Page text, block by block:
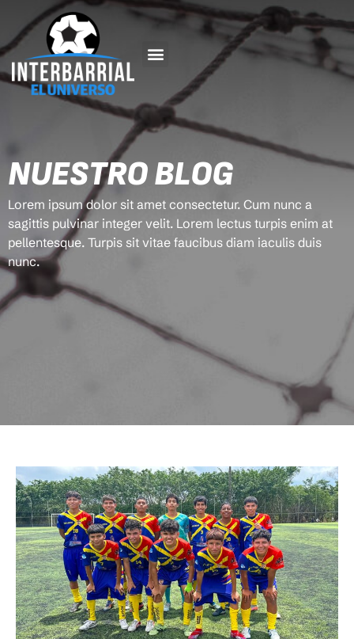
NUESTRO BLOG
Lorem ipsum dolor sit amet consectetur. Cum nunc a
sagittis pulvinar integer velit. Lorem lectus turpis enim at
pellentesque. Turpis sit vitae faucibus diam iaculis duis
nunc.